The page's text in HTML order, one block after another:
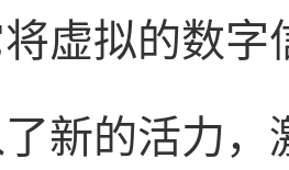
虚拟的数字
新的活力，